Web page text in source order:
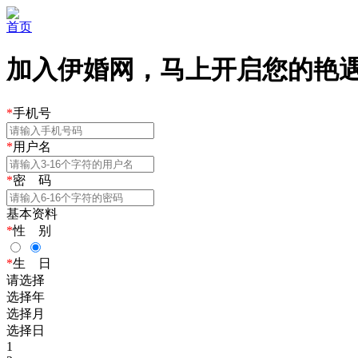
首页
加入伊婚网，马上开启您的艳
*手机号
*用户名
*密 码
基本资料
*性 别
*生 日
请选择
选择年
选择月
选择日
1